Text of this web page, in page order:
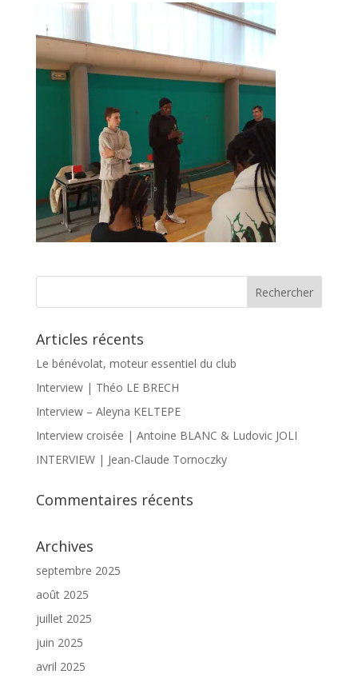
Articles récents
Le bénévolat, moteur essentiel du club
Interview | Théo LE BRECH
Interview – Aleyna KELTEPE
Interview croisée | Antoine BLANC & Ludovic JOLI
INTERVIEW | Jean-Claude Tornoczky
Commentaires récents
Archives
septembre 2025
août 2025
juillet 2025
juin 2025
avril 2025